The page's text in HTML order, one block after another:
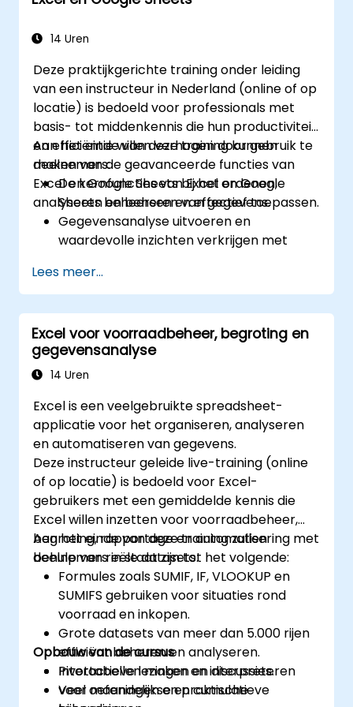
volledige analytische hulpmiddelenpakket
berekeningen en rapportage.
14 Uren
Deze praktijkgerichte training onder leiding
van een instructeur in Nederland (online of op
locatie) is bedoeld voor professionals met
basis- tot middenkennis die hun productiviteit
en efficiëntie willen verhogen door gebruik te
maken van de geavanceerde functies van
Excel en Google Sheets bij het ordenen,
analyseren en beheren van gegevens.
Aan het einde van deze training kunnen
deelnemers:
De kernfuncties van Excel en Google
Sheets beheersen en effectief toepassen.
Gegevensanalyse uitvoeren en
waardevolle inzichten verkrijgen met
spreadsheets.
In real-time samenwerken via Google
Sheets voor naadloze
teamwerkzaamheden.
Herbruikbare sjablonen maken voor
rapportage, voortgangsmonitoring en
Lees meer...
Excel voor voorraadbeheer, begroting en
gegevensanalyse
14 Uren
Excel is een veelgebruikte spreadsheet-
applicatie voor het organiseren, analyseren
en automatiseren van gegevens.
Deze instructeur geleide live-training (online
of op locatie) is bedoeld voor Excel-
gebruikers met een gemiddelde kennis die
Excel willen inzetten voor voorraadbeheer,
begroting, rapportage en automatisering met
behulp van reële datasets.
Aan het einde van deze training zullen
deelnemers in staat zijn tot het volgende:
Formules zoals SUMIF, IF, VLOOKUP en
SUMIFS gebruiken voor situaties rond
voorraad en inkopen.
Grote datasets van meer dan 5.000 rijen
efficiënt beheren en analyseren.
Pivottabellen maken en interpreteren
voor maandelijkse en cumulatieve
Opbouw van de cursus
Interactieve lezingen en discussies.
Veel oefeningen en praktische